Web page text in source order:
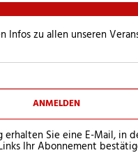
Infos zu allen unseren
ANMELDEN
erhalten Sie eine E-Mail, in
Ihr Abonnement